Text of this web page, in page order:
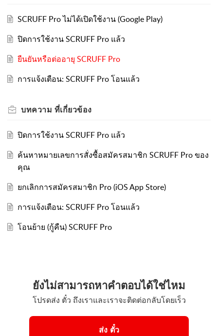
SCRUFF Pro ไม่ได้เปิดใช้งาน (Google Play)
ปิดการใช้งาน SCRUFF Pro แล้ว
ยืนยันหรือต่ออายุ SCRUFF Pro
การแจ้งเตือน: SCRUFF Pro โอนแล้ว
บทความ ที่เกี่ยวข้อง
ปิดการใช้งาน SCRUFF Pro แล้ว
ค้นหาหมายเลขการสั่งซื้อสมัครสมาชิก SCRUFF Pro ของ
คุณ
ยกเลิกการสมัครสมาชิก Pro (iOS App Store)
การแจ้งเตือน: SCRUFF Pro โอนแล้ว
โอนย้าย (กู้คืน) SCRUFF Pro
ยังไม่สามารถหาคำตอบได้ใช่ไหม
โปรดส่ง ตั๋ว ถึงเราและเราจะติดต่อกลับโดยเร็ว
ส่ง ตั๋ว